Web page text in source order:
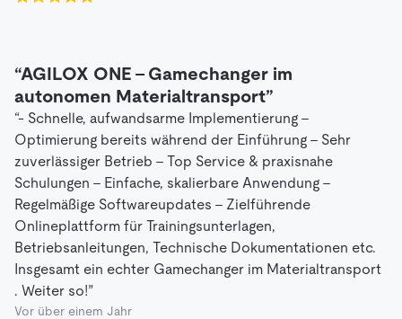
“AGILOX ONE – Gamechanger im
autonomen Materialtransport”
“- Schnelle, aufwandsarme Implementierung -
Optimierung bereits während der Einführung - Sehr
zuverlässiger Betrieb - Top Service & praxisnahe
Schulungen - Einfache, skalierbare Anwendung -
Regelmäßige Softwareupdates - Zielführende
Onlineplattform für Trainingsunterlagen,
Betriebsanleitungen, Technische Dokumentationen etc.
Insgesamt ein echter Gamechanger im Materialtransport
. Weiter so!”
Vor über einem Jahr